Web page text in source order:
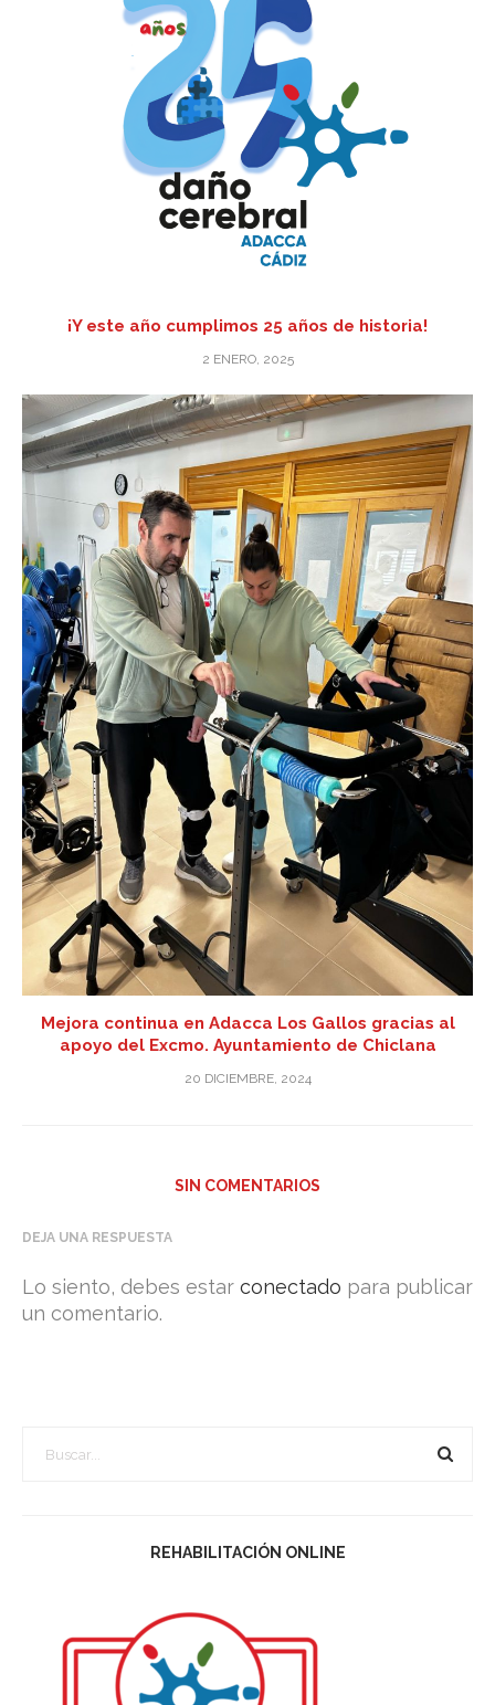
¡Y este año cumplimos 25 años de historia!
2 ENERO, 2025
Mejora continua en Adacca Los Gallos gracias al
apoyo del Excmo. Ayuntamiento de Chiclana
20 DICIEMBRE, 2024
SIN COMENTARIOS
DEJA UNA RESPUESTA
Lo siento, debes estar conectado para publicar
un comentario.
REHABILITACIÓN ONLINE